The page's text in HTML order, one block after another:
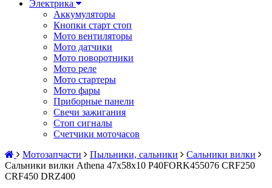
Электрика
Аккумуляторы
Кнопки старт стоп
Мото вентиляторы
Мото датчики
Мото поворотники
Мото реле
Мото стартеры
Мото фары
Приборные панели
Свечи зажигания
Стоп сигналы
Счетчики моточасов
Мотозапчасти
Пыльники, сальники
Сальники вилки
Сальники вилки Athena 47x58x10 P40FORK455076 CRF250
CRF450 DRZ400